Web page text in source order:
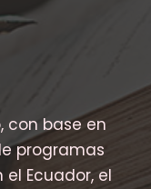
con base en
programas
Ecuador, el